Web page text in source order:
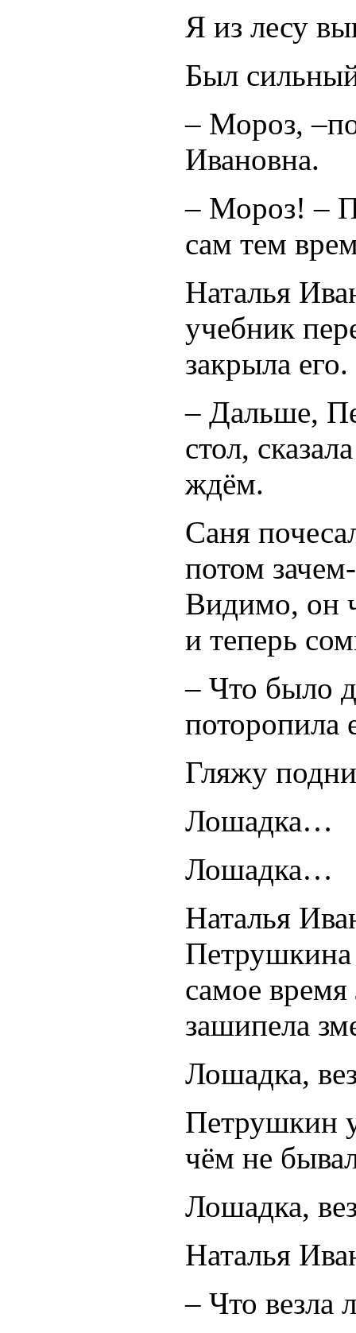
Я из лесу
Был
– Мороз,
Ивановна.
– Мороз! –
сам тем
Наталья
учебник
закрыла
– Дальше,
стол,
ждём.
Саня
потом
Видимо, он
и теперь
– Что было
поторопила
Гляжу
Лошадка…
Лошадка…
Наталья
Петрушкина
самое
зашипела
Лошадка,
Петрушкин
чём не
Лошадка,
Наталья
– Что везла